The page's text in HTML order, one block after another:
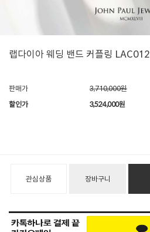
랩다이아 웨딩 밴드 커플링 LAC012
판매가 3,710,000원
할인가 3,524,000원
관심상품 장바구니